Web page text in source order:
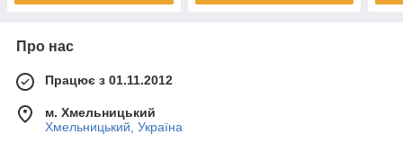
Про нас
Працює з 01.11.2012
м. Хмельницький
Хмельницький, Україна